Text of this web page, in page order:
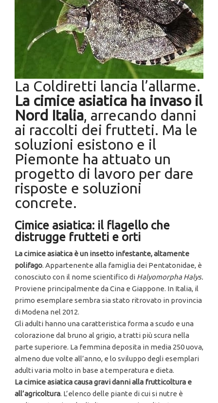
La Coldiretti lancia l’allarme.
La cimice asiatica ha invaso il
Nord Italia, arrecando danni
ai raccolti dei frutteti. Ma le
soluzioni esistono e il
Piemonte ha attuato un
progetto di lavoro per dare
risposte e soluzioni
concrete.
Cimice asiatica: il flagello che
distrugge frutteti e orti
La cimice asiatica è un insetto infestante, altamente
polifago. Appartenente alla famiglia dei Pentatonidae, è
conosciuto con il nome scientifico di Halyomorpha Halys.
Proviene principalmente da Cina e Giappone. In Italia, il
primo esemplare sembra sia stato ritrovato in provincia
di Modena nel 2012.
Gli adulti hanno una caratteristica forma a scudo e una
colorazione dal bruno al grigio, a tratti più scura nella
parte superiore. La femmina deposita in media 250 uova,
almeno due volte all’anno, e lo sviluppo degli esemplari
adulti varia molto in base a temperatura e dieta.
La cimice asiatica causa gravi danni alla frutticoltura e
all’agricoltura. L’elenco delle piante di cui si nutre è